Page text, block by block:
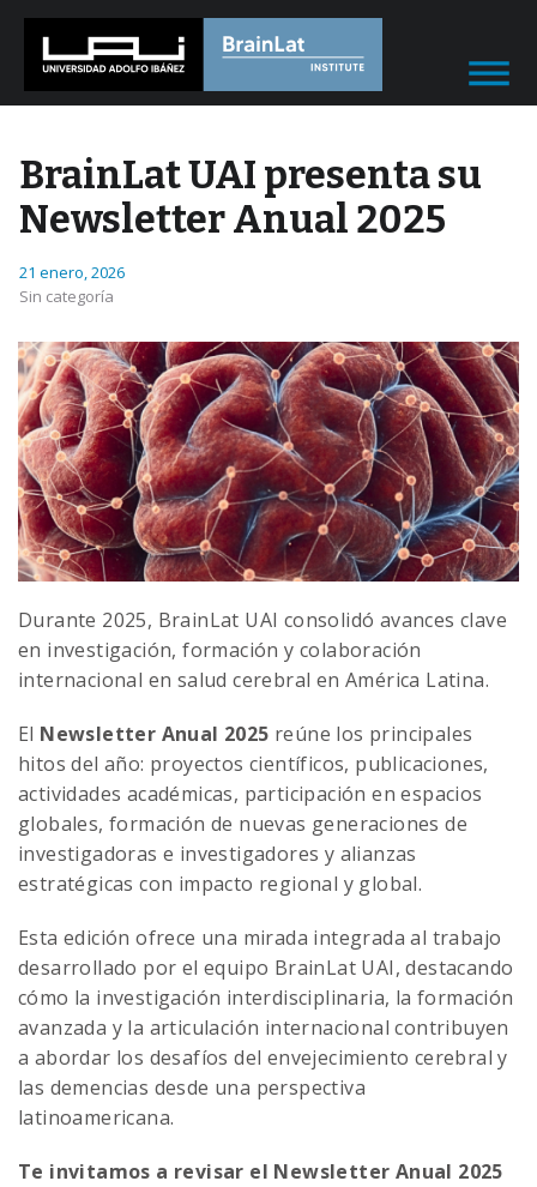
BrainLat UAI presenta su
Newsletter Anual 2025
21 enero, 2026
Sin categoría
Durante 2025, BrainLat UAI consolidó avances clave
en investigación, formación y colaboración
internacional en salud cerebral en América Latina.
El Newsletter Anual 2025 reúne los principales
hitos del año: proyectos científicos, publicaciones,
actividades académicas, participación en espacios
globales, formación de nuevas generaciones de
investigadoras e investigadores y alianzas
estratégicas con impacto regional y global.
Esta edición ofrece una mirada integrada al trabajo
desarrollado por el equipo BrainLat UAI, destacando
cómo la investigación interdisciplinaria, la formación
avanzada y la articulación internacional contribuyen
a abordar los desafíos del envejecimiento cerebral y
las demencias desde una perspectiva
latinoamericana.
Te invitamos a revisar el Newsletter Anual 2025